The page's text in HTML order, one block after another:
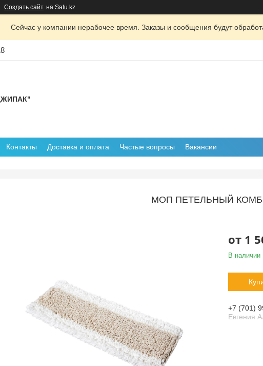
Создать сайт на Satu.kz
Сейчас у компании нерабочее время. Заказы и сообщения будут
Контакты Доставка и оплата Частые вопросы Вакансии
МОП ПЕТЕЛЬНЫЙ
от 1
В наличии
+7 (701)
Евгения